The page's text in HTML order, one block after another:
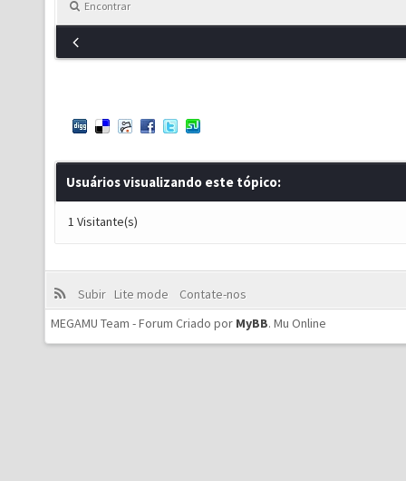
Encontrar
Usuários visualizando este tópico:
1 Visitante(s)
Subir Lite mode
Contate-nos
MEGAMU Team - Forum Criado por MyBB. Mu Online